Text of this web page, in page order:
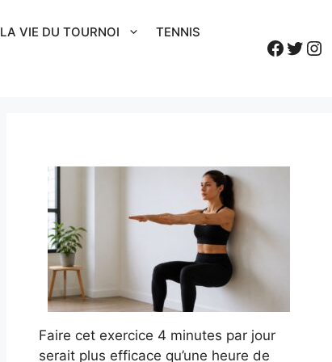
LA VIE DU TOURNOI TENNIS
Faire cet exercice 4 minutes par jour
serait plus efficace qu’une heure de